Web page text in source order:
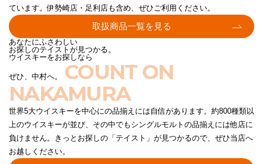
ています。伊勢崎店・足利店も含め、ぜひご利用ください。
取扱商品一覧を見る
あなたにふさわしい
お探しのテイストが見つかる。
ウイスキーをお探しなら
ぜひ、中村へ。 COUNT ON
NAKAMURA
世界5大ウイスキーを中心にの品揃えには自信があります。約800種類以
上のウイスキーが並び、その中でもシングルモルトの品揃えには他店に
負けません。きっとお探しの「テイスト」が見つかるので、ぜひ当店へ
お越しください。